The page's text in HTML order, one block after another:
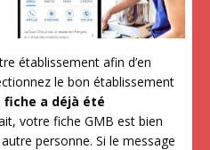
établissement afin d’en
le bon établissement
fiche a déjà été
votre fiche GMB est bien
personne. Si le message